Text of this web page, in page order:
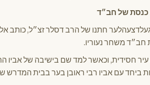
כנסת של חב״ד
געלדצעהלער חתנו של הרב דסלר זצ״ל, כותב
חב״ד משחר נעוריו.
עיר חסידית, וכאשר למד שם בישיבה של אביו
ביחד עם אביו רבי ראובן בער בבית המדרש